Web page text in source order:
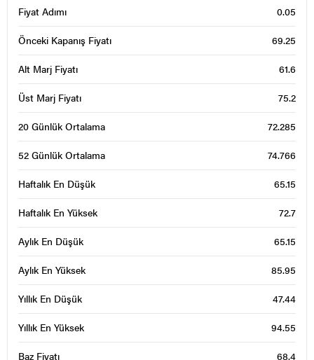
Fiyat Adımı 0.05
Önceki Kapanış Fiyatı 69.25
Alt Marj Fiyatı 61.6
Üst Marj Fiyatı 75.2
20 Günlük Ortalama 72.285
52 Günlük Ortalama 74.766
Haftalık En Düşük 65.15
Haftalık En Yüksek 72.7
Aylık En Düşük 65.15
Aylık En Yüksek 85.95
Yıllık En Düşük 47.44
Yıllık En Yüksek 94.55
Baz Fiyatı 68.4